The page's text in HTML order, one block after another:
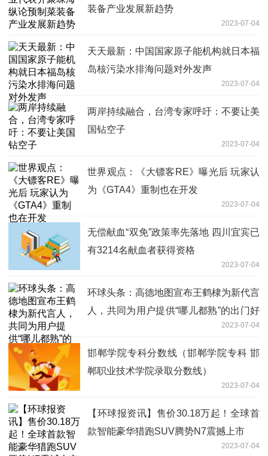
装备产业发展新趋势
2023-07-04
天天最新：中国国家原子能机构就日本福
岛核污染水排海问题对外发声
2023-07-04
两岸持续融合，台湾专家呼吁：不要让美
国钻空子
2023-07-04
世界观点：《大镖客RE》曝光后 玩家认
为《GTA4》重制也在开发
2023-07-04
无偿献血“双免”政策率先落地 四川宜宾已
有3214名献血者获得资格
2023-07-04
环球头条：高德地图宣布王鹤棣为新代言
人，共同为用户提供“哪儿都熟”的出门好
2023-07-04
邯郸学院专科分数线（邯郸学院专科 邯
郸职业技术学院录取分数线）
2023-07-04
【环球报资讯】售价30.18万起！全球首
款智能豪华猎跑SUV腾势N7震撼上市
2023-07-04